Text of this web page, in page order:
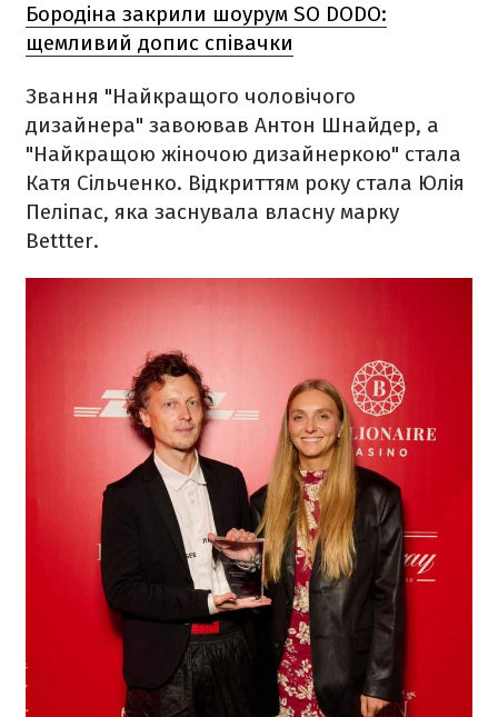
Бородіна закрили шоурум SO DODO:
щемливий допис співачки
Звання "Найкращого чоловічого
дизайнера" завоював Антон Шнайдер, а
"Найкращою жіночою дизайнеркою" стала
Катя Сільченко. Відкриттям року стала Юлія
Пеліпас, яка заснувала власну марку
Bettter.